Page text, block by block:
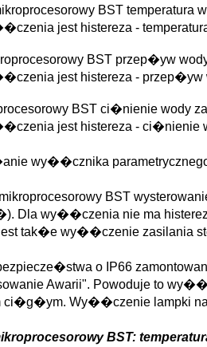
BST
jest histereza -
BST przep�yw
jest histereza -
BST ci�nienie
jest histereza -
wy��cznika
BST
Dla wy��czenia nie ma
tak�e wy��czenie zasilania
o IP66
Awarii". Powoduje to
Wy��czenie lampki
BST: